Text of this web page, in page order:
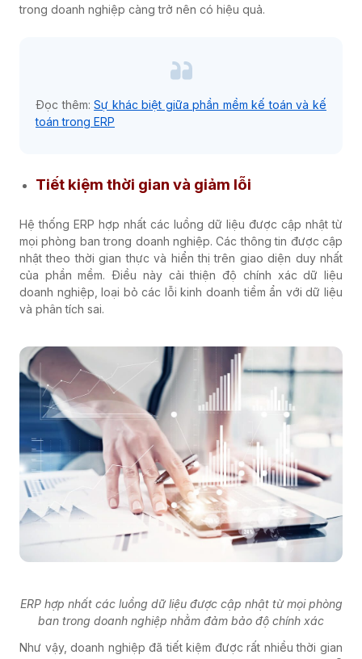
trong doanh nghiệp càng trở nên có hiệu quả.
Đọc thêm:Sự khác biệt giữa phần mềm kế toán và kế
toán trong ERP
Tiết kiệm thời gian và giảm lỗi
Hệ thống ERP hợp nhất các luồng dữ liệu được cập nhật từ
mọi phòng ban trong doanh nghiệp. Các thông tin được cập
nhật theo thời gian thực và hiển thị trên giao diện duy nhất
của phần mềm.Điều này cải thiện độ chính xác dữ liệu
doanh nghiệp, loại bỏ các lỗi kinh doanh tiềm ẩn với dữ liệu
và phân tích sai.
ERP hợp nhất các luồng dữ liệu được cập nhật từ mọi phòng
ban trong doanh nghiệp nhằm đảm bảo độ chính xác
Như vậy, doanh nghiệp đã tiết kiệm được rất nhiều thời gian